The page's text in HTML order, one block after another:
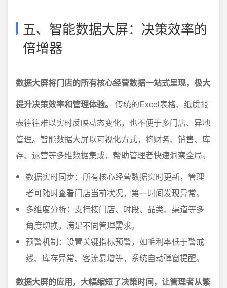
五、智能数据大屏：决策效率的
倍增器
数据大屏将门店的所有核心经营数据一站式呈现，极大
提升决策效率和管理体验。
传统的Excel表格、纸质报
表往往难以实时反映动态变化，也不便于多门店、异地
管理。智能数据大屏以可视化方式，将财务、销售、库
存、运营等多维数据集成，帮助管理者快速洞察全局。
数据实时同步：所有核心经营数据实时更新，管理
者可随时查看门店当前状况，第一时间发现异常。
多维度分析：支持按门店、时段、品类、渠道等多
角度切换，满足不同管理需求。
预警机制：设置关键指标预警，如毛利率低于警戒
线、库存异常、客流暴增等，系统自动弹窗提醒。
数据大屏的应用，大幅缩短了决策时间，让管理者从繁